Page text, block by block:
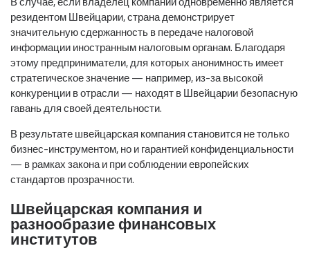
резидентом Швейцарии, страна демонстрирует
значительную сдержанность в передаче налоговой
информации иностранным налоговым органам. Благодаря
этому предприниматели, для которых анонимность имеет
стратегическое значение — например, из-за высокой
конкуренции в отрасли — находят в Швейцарии безопасную
гавань для своей деятельности.
В результате швейцарская компания становится не только
бизнес-инструментом, но и гарантией конфиденциальности
— в рамках закона и при соблюдении европейских
стандартов прозрачности.
Швейцарская компания и
разнообразие финансовых
институтов